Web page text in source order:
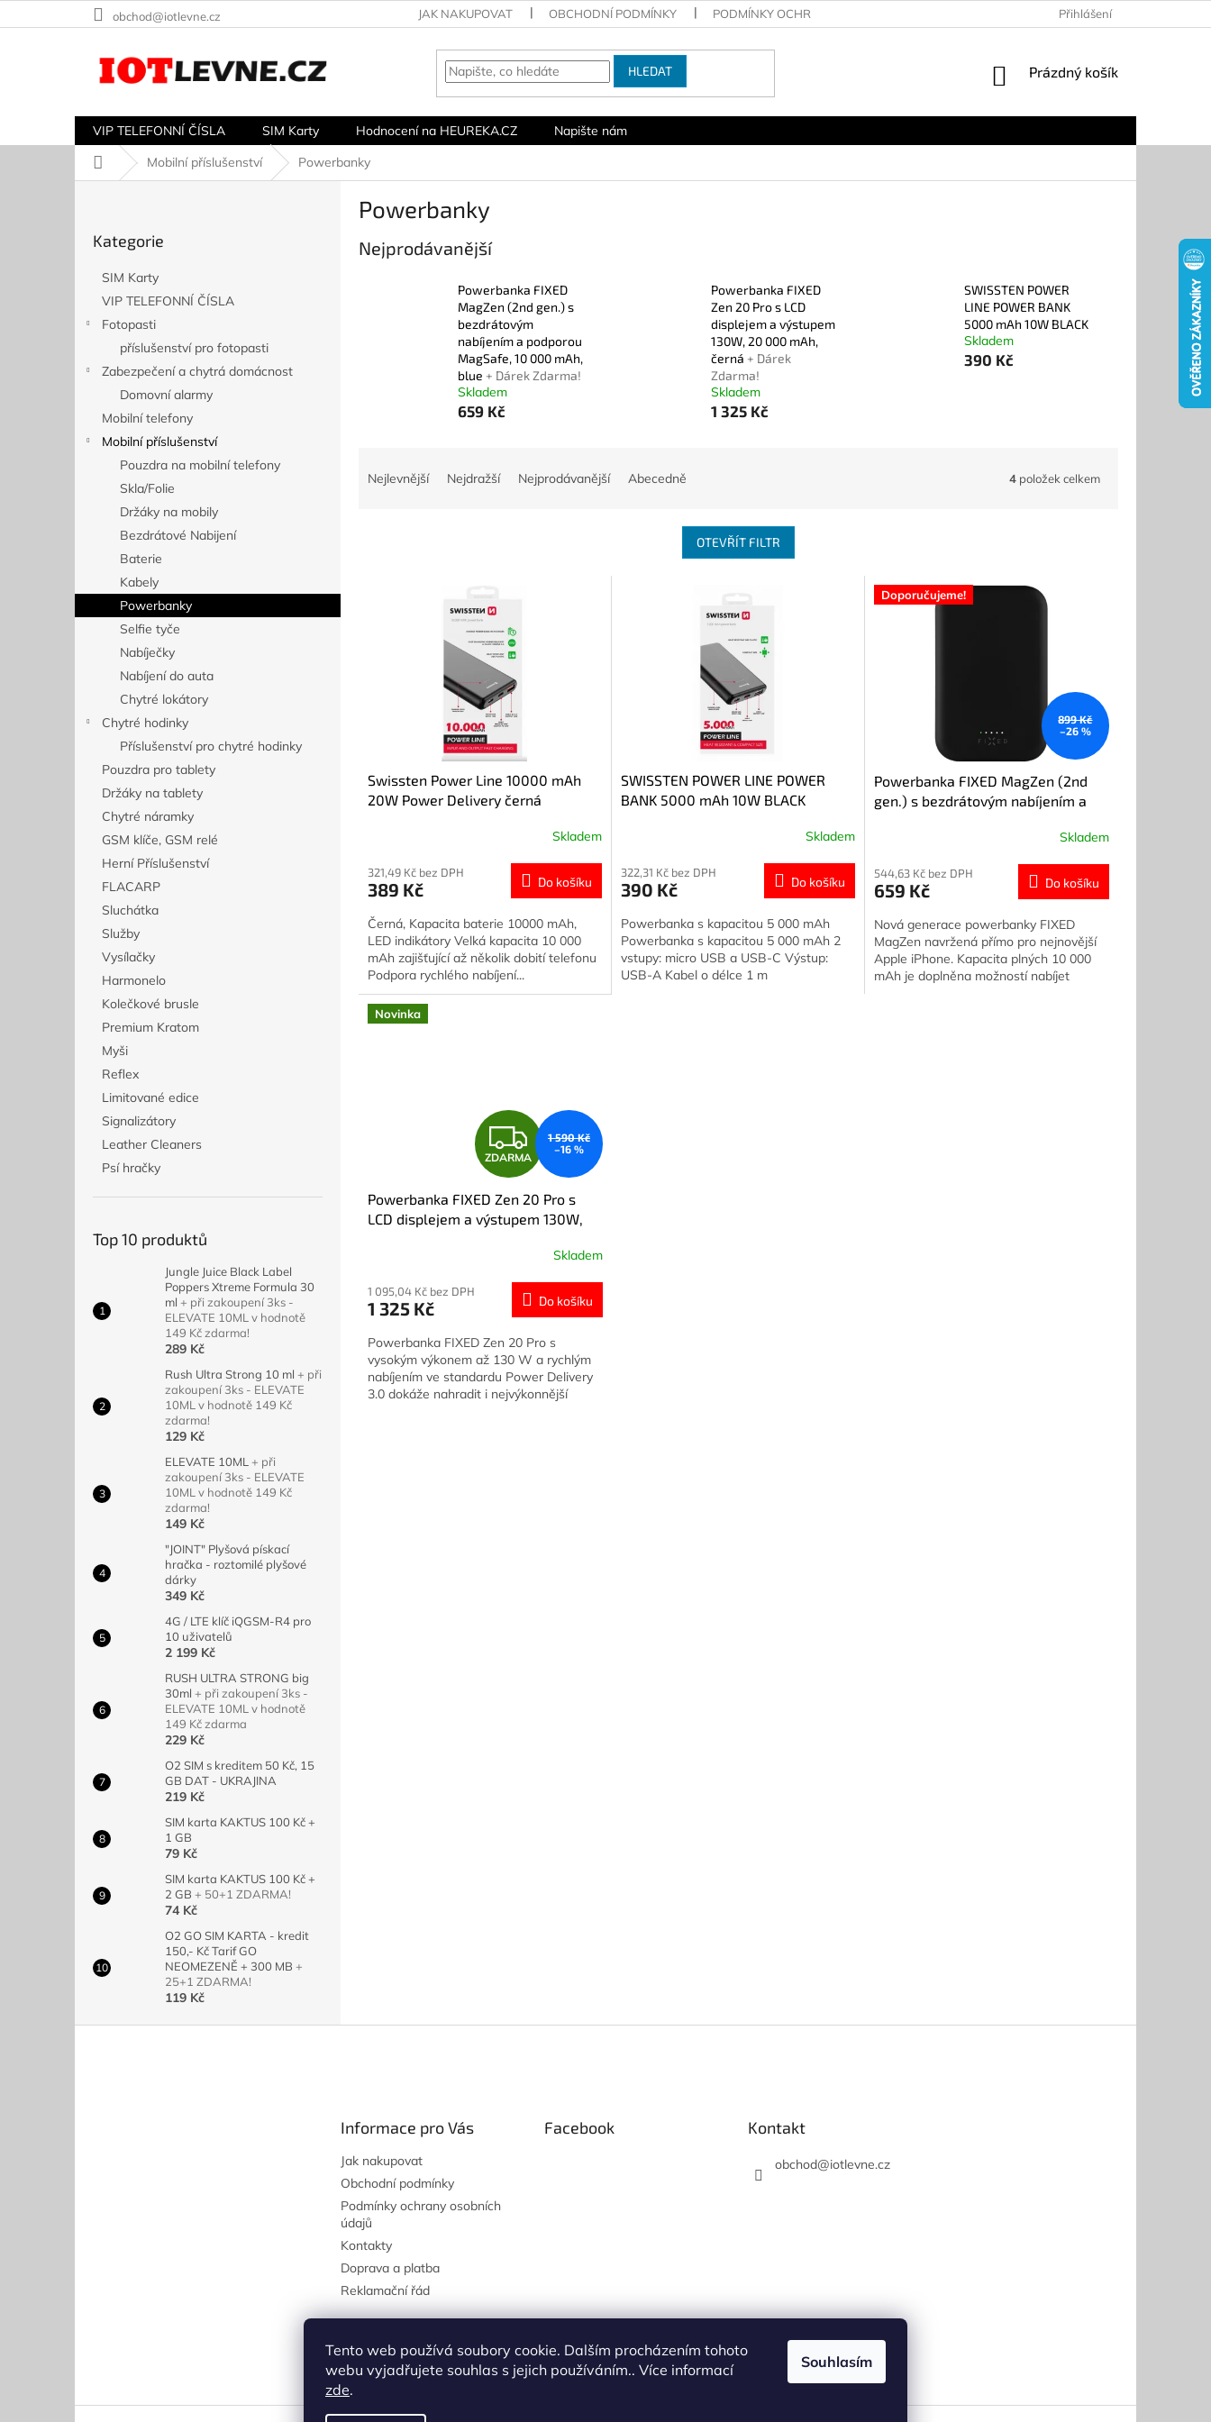
Tento web používá soubory cookie. Dalším procházením tohoto
webu vyjadřujete souhlas s jejich používáním.. Více informací
zde.
Souhlasím
na
obchod@iotlevne.cz JAK NAKUPOVAT OBCHODNÍ PODMÍNKY PODMÍNKY OCHRANY OSOBNÍCH ÚDAJŮ DOPRAVA A PLATBA
Přihlášení
HLEDAT
NÁKUPNÍ
Prázdný košík
VIP TELEFONNÍ ČÍSLA SIM Karty Hodnocení na HEUREKA.CZ
Napište nám
Domů
Mobilní příslušenství Powerbanky
kategorie
Kategorie
SIM Karty
VIP TELEFONNÍ ČÍSLA
Fotopasti
příslušenství pro fotopasti
Zabezpečení a chytrá domácnost
Domovní alarmy
Mobilní telefony
Mobilní příslušenství
Pouzdra na mobilní telefony
Skla/Folie
Držáky na mobily
Bezdrátové Nabijení
Baterie
Kabely
Powerbanky
Selfie tyče
Nabíječky
Nabíjení do auta
Chytré lokátory
Chytré hodinky
Příslušenství pro chytré hodinky
Pouzdra pro tablety
Držáky na tablety
Chytré náramky
GSM klíče, GSM relé
Herní Příslušenství
FLACARP
Sluchátka
Služby
Vysílačky
Harmonelo
Kolečkové brusle
Premium Kratom
Myši
Reflex
Limitované edice
Signalizátory
Leather Cleaners
Psí hračky
Top 10 produktů
Jungle Juice Black Label
Poppers Xtreme Formula 30
ml + při zakoupení 3ks -
ELEVATE 10ML v hodnotě
149 Kč zdarma!
289 Kč
Rush Ultra Strong 10 ml + při
zakoupení 3ks - ELEVATE
10ML v hodnotě 149 Kč
zdarma!
129 Kč
ELEVATE 10ML + při
zakoupení 3ks - ELEVATE
10ML v hodnotě 149 Kč
zdarma!
149 Kč
"JOINT" Plyšová pískací
hračka - roztomilé plyšové
dárky
349 Kč
4G / LTE klíč iQGSM-R4 pro
10 uživatelů
2 199 Kč
RUSH ULTRA STRONG big
30ml + při zakoupení 3ks -
ELEVATE 10ML v hodnotě
149 Kč zdarma
229 Kč
O2 SIM s kreditem 50 Kč, 15
GB DAT - UKRAJINA
219 Kč
SIM karta KAKTUS 100 Kč +
1 GB
79 Kč
SIM karta KAKTUS 100 Kč +
2 GB + 50+1 ZDARMA!
74 Kč
O2 GO SIM KARTA - kredit
150,- Kč Tarif GO
NEOMEZENĚ + 300 MB +
25+1 ZDARMA!
119 Kč
Powerbanky
Nejprodávanější
Powerbanka FIXED
MagZen (2nd gen.) s
bezdrátovým
nabíjením a podporou
MagSafe, 10 000 mAh,
blue + Dárek Zdarma!
Skladem
659 Kč
Powerbanka FIXED
Zen 20 Pro s LCD
displejem a výstupem
130W, 20 000 mAh,
černá + Dárek
Zdarma!
Skladem
1 325 Kč
SWISSTEN POWER
LINE POWER BANK
5000 mAh 10W BLACK
Skladem
390 Kč
Nejlevnější Nejdražší Nejprodávanější Abecedně 4 položek celkem
OTEVŘÍT FILTR
Swissten Power Line 10000 mAh
20W Power Delivery černá
Skladem
321,49 Kč bez DPH
389 Kč Do košíku
Černá, Kapacita baterie 10000 mAh,
LED indikátory Velká kapacita 10 000
mAh zajišťující až několik dobití telefonu
Podpora rychlého nabíjení...
SWISSTEN POWER LINE POWER
BANK 5000 mAh 10W BLACK
Skladem
322,31 Kč bez DPH
390 Kč Do košíku
Powerbanka s kapacitou 5 000 mAh
Powerbanka s kapacitou 5 000 mAh 2
vstupy: micro USB a USB-C Výstup:
USB-A Kabel o délce 1 m
Doporučujeme!
899 Kč
–26 %
Powerbanka FIXED MagZen (2nd
gen.) s bezdrátovým nabíjením a
Skladem
544,63 Kč bez DPH
659 Kč Do košíku
Nová generace powerbanky FIXED
MagZen navržená přímo pro nejnovější
Apple iPhone. Kapacita plných 10 000
mAh je doplněna možností nabíjet
Novinka
Z
D
A
M
A
ZDARMA
1 590 Kč
–16 %
Powerbanka FIXED Zen 20 Pro s
LCD displejem a výstupem 130W,
Skladem
1 095,04 Kč bez DPH
1 325 Kč Do košíku
Powerbanka FIXED Zen 20 Pro s
vysokým výkonem až 130 W a rychlým
nabíjením ve standardu Power Delivery
3.0 dokáže nahradit i nejvýkonnější
Informace pro Vás
Jak nakupovat
Obchodní podmínky
Podmínky ochrany osobních
údajů
Kontakty
Doprava a platba
Reklamační řád
Facebook Kontakt
obchod@iotlevne.cz
Hodnocení na Heureka.cz